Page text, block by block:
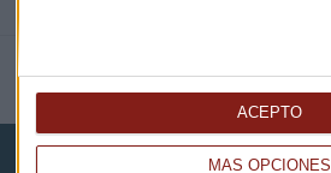
MÁS OPCIONES
ACEPTO
NOTICIAS RELACIONADAS